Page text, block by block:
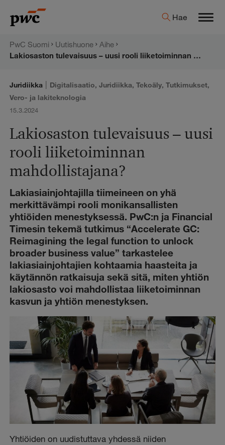
sisältöön
PwC:n
Hae
PwC Suomi Uutishuone
Aihe
Lakiosaston tulevaisuus – uusi rooli liiketoiminnan mahdollistajana?
Juridiikka | Digitalisaatio,Juridiikka,Tekoäly,Tutkimukset,
Vero- ja lakiteknologia
15.3.2024
Lakiosaston tulevaisuus – uusi
rooli liiketoiminnan
mahdollistajana?
Lakiasiainjohtajilla tiimeineen on yhä
merkittävämpi rooli monikansallisten
yhtiöiden menestyksessä. PwC:n ja Financial
Timesin tekemä tutkimus “Accelerate GC:
Reimagining the legal function to unlock
broader business value” tarkastelee
lakiasiainjohtajien kohtaamia haasteita ja
käytännön ratkaisuja sekä sitä, miten yhtiön
lakiosasto voi mahdollistaa liiketoiminnan
kasvun ja yhtiön menestyksen.
Yhtiöiden on uudistuttava yhdessä niiden